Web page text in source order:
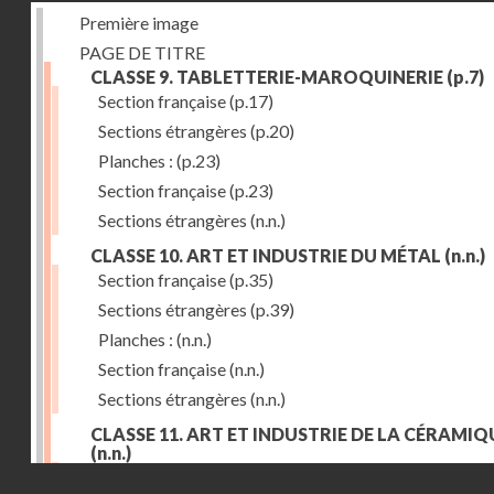
Première image
PAGE DE TITRE
CLASSE 9. TABLETTERIE-MAROQUINERIE (p.7)
Section française(p.17)
Sections étrangères (p.20)
Planches : (p.23)
Section française(p.23)
Sections étrangères (n.n.)
CLASSE 10. ART ET INDUSTRIE DU MÉTAL (n.n.)
Section française(p.35)
Sections étrangères (p.39)
Planches : (n.n.)
Section française(n.n.)
Sections étrangères (n.n.)
CLASSE 11. ART ET INDUSTRIE DE LA
(n.n.)